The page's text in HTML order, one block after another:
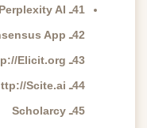
41ـ Perplexity AI
42ـ Consensus App
43ـ http://Elicit.org
44ـ http://Scite.ai
45ـ Scholarcy